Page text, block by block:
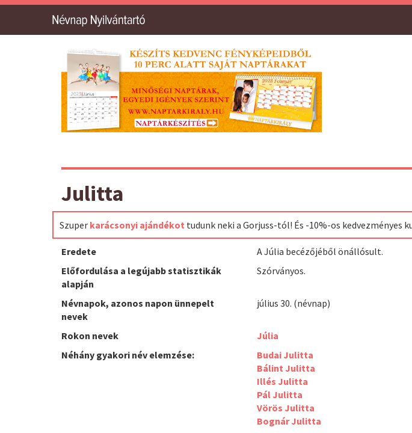
Julitta
Szuper karácsonyi ajándékot tudunk neki a Gorjuss-tól! És -10%-os kedvezményes
Eredete
A Júlia becézőjéből önállósult.
Előfordulása a legújabb statisztikák
alapján
Szórványos.
Névnapok, azonos napon ünnepelt
nevek
július 30. (névnap)
Rokon nevek
Júlia
Néhány gyakori név elemzése:
Budai Julitta
Bálint Julitta
Illés Julitta
Pál Julitta
Vörös Julitta
Bognár Julitta